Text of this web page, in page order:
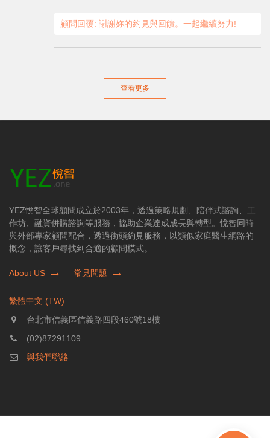
顧問回覆: 謝謝妳的約見與回饋。一起繼續努力!
查看更多
YEZ悅智全球顧問成立於2003年，透過策略規劃、陪伴式諮詢、工
作坊、融資併購諮詢等服務，協助企業達成成長與轉型。悅智同時
與外部專家顧問配合，透過街頭約見服務，以類似家庭醫生網路的
概念，讓客戶尋找到合適的顧問模式。
About US 常見問題
繁體中文 (TW)
台北市信義區信義路四段460號18樓
(02)87291109
與我們聯絡